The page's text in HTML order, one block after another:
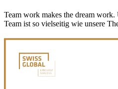
Team work makes the dream work.
Team ist so vielseitig wie unsere